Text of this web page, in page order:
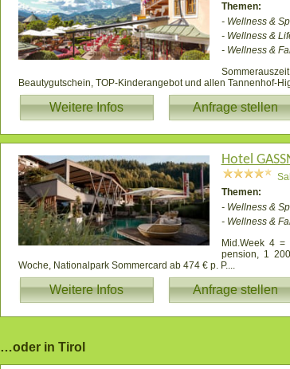
Themen:
- Wellness &
- Wellness &
- Wellness &
Beautygutschein, TOP-Kinderangebot und allen Tannenhof-
Weitere Infos Anfrage stellen
Hotel
Themen:
- Wellness &
- Wellness &
Mid.Week 4
pension, 1
Woche, Nationalpark Sommercard ab 474 € p. P....
Weitere Infos Anfrage stellen
…oder in Tirol